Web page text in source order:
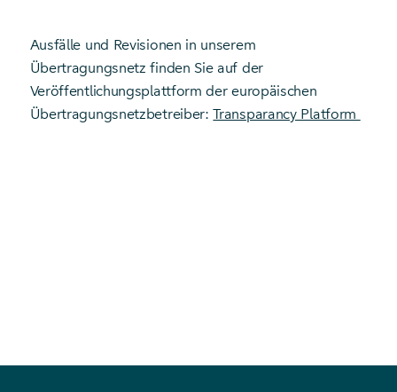
Ausfälle und Revisionen in unserem
Übertragungsnetz finden Sie auf der
Veröffentlichungsplattform der europäischen
Übertragungsnetzbetreiber:Transparancy Platform